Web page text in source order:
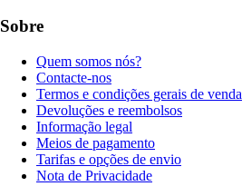
Sobre
Quem somos nós?
Contacte-nos
Termos e condições gerais de venda
Devoluções e reembolsos
Informação legal
Meios de pagamento
Tarifas e opções de envio
Nota de Privacidade